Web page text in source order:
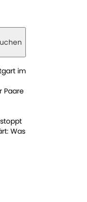
im
Paare
Was